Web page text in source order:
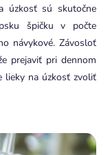
úzkosť sú skutočne
špičku v počte
návykové. Závosloť
prejaviť pri dennom
lieky na úzkosť zvoliť